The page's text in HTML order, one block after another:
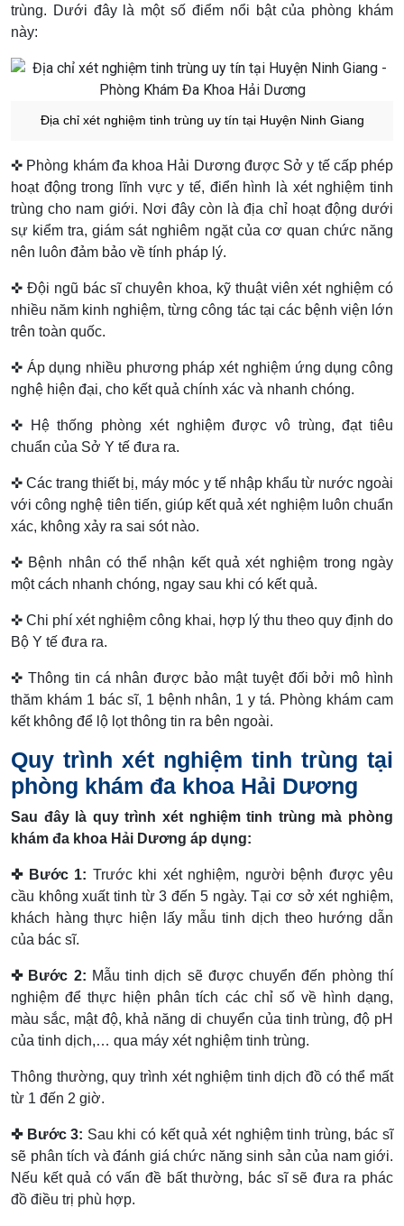
trùng. Dưới đây là một số điểm nổi bật của phòng khám
này:
Địa chỉ xét nghiệm tinh trùng uy tín tại Huyện Ninh Giang
✜ Phòng khám đa khoa Hải Dương được Sở y tế cấp phép
hoạt động trong lĩnh vực y tế, điển hình là xét nghiệm tinh
trùng cho nam giới. Nơi đây còn là địa chỉ hoạt động dưới
sự kiểm tra, giám sát nghiêm ngặt của cơ quan chức năng
nên luôn đảm bảo về tính pháp lý.
✜ Đội ngũ bác sĩ chuyên khoa, kỹ thuật viên xét nghiệm có
nhiều năm kinh nghiệm, từng công tác tại các bệnh viện lớn
trên toàn quốc.
✜ Áp dụng nhiều phương pháp xét nghiệm ứng dụng công
nghệ hiện đại, cho kết quả chính xác và nhanh chóng.
✜ Hệ thống phòng xét nghiệm được vô trùng, đạt tiêu
chuẩn của Sở Y tế đưa ra.
✜ Các trang thiết bị, máy móc y tế nhập khẩu từ nước ngoài
với công nghệ tiên tiến, giúp kết quả xét nghiệm luôn chuẩn
xác, không xảy ra sai sót nào.
✜ Bệnh nhân có thể nhận kết quả xét nghiệm trong ngày
một cách nhanh chóng, ngay sau khi có kết quả.
✜ Chi phí xét nghiệm công khai, hợp lý thu theo quy định do
Bộ Y tế đưa ra.
✜ Thông tin cá nhân được bảo mật tuyệt đối bởi mô hình
thăm khám 1 bác sĩ, 1 bệnh nhân, 1 y tá. Phòng khám cam
kết không để lộ lọt thông tin ra bên ngoài.
Quy trình xét nghiệm tinh trùng tại
phòng khám đa khoa Hải Dương
Sau đây là quy trình xét nghiệm tinh trùng mà phòng
khám đa khoa Hải Dương áp dụng:
✜ Bước 1: Trước khi xét nghiệm, người bệnh được yêu
cầu không xuất tinh từ 3 đến 5 ngày. Tại cơ sở xét nghiệm,
khách hàng thực hiện lấy mẫu tinh dịch theo hướng dẫn
của bác sĩ.
✜ Bước 2: Mẫu tinh dịch sẽ được chuyển đến phòng thí
nghiệm để thực hiện phân tích các chỉ số về hình dạng,
màu sắc, mật độ, khả năng di chuyển của tinh trùng, độ pH
của tinh dịch,… qua máy xét nghiệm tinh trùng.
Thông thường, quy trình xét nghiệm tinh dịch đồ có thể mất
từ 1 đến 2 giờ.
✜ Bước 3: Sau khi có kết quả xét nghiệm tinh trùng, bác sĩ
sẽ phân tích và đánh giá chức năng sinh sản của nam giới.
Nếu kết quả có vấn đề bất thường, bác sĩ sẽ đưa ra phác
đồ điều trị phù hợp.